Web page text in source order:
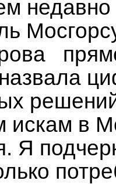
недавно
искам в
Я